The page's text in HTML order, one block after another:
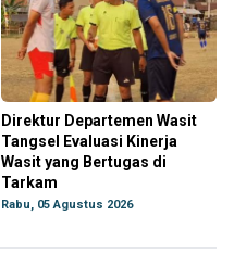
Direktur Departemen Wasit
Tangsel Evaluasi Kinerja
Wasit yang Bertugas di
Tarkam
Rabu, 05 Agustus 2026